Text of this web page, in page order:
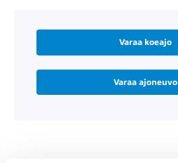
Varaa koeajo
Varaa ajoneuvo